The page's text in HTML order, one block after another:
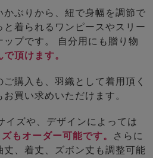
かぶりから、紐で身幅を調節で
と着られるワンピースやスリー
プです。 自分用にも贈り物
頂けます。
購入も、羽織として着用頂く
買い求めいただけます。
イズや、デザインによっては
もオーダー可能です。
さらに
、着丈、ズボン丈も調整可能